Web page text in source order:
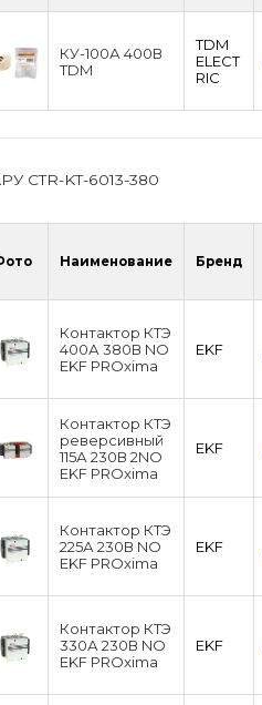
КУ-100А 400В
TDM
TDM
ЕLECT
RIC
CTR-KT-6013-380
Наименование Бренд
Контактор КТЭ
400А 380В NO
EKF PROxima
EKF
Контактор КТЭ
реверсивный
115А 230В 2NO
EKF PROxima
EKF
Контактор КТЭ
225А 230В NO
EKF PROxima
EKF
Контактор КТЭ
330А 230В NO
EKF PROxima
EKF